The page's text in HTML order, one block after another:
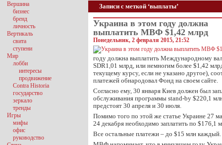
Записи с меткой ‘выплаты’
Украина в этом году должна
выплатить МВФ $1,42 млрд
Понедельник, 2 февраля 2015, 21:52
году должна выплатить Международному
SDR1,01 млрд, или немногим более $1,42
текущему курсу, если не указано другое),
платежей обнародовал Фонд на своем сайте.
Согласно ему, 30 января Киев должен был
обслуживания программы stand-by $220,1
предстоят 30 апреля и 30 июля.
Помимо того по этой же статье Украине 27
24 декабря необходимо заплатить по $176,1
Все остальные платежи – до $15 млн каждый.
Вершина
бизнес
бренд
личность
Вертикаль
свита
ступени
Мир
лобби
интересы
продвижение
Contra Historia
государство
зеркало
тренды
Игры
мифы
офис
руководство